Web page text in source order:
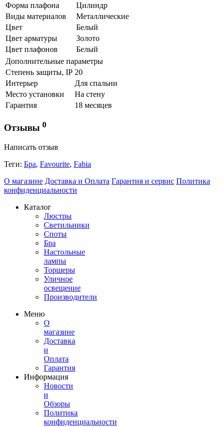
Форма плафона
Цилиндр
Виды материалов
Металлические
Цвет
Белый
Цвет арматуры
Золото
Цвет плафонов
Белый
Дополнительные параметры
Степень защиты, IP 20
Интерьер
Для спальни
Место установки
На стену
Гарантия
18 месяцев
Отзывы 0
Написать отзыв
Теги: Бра, Favourite, Fabia
О магазине Доставка и Оплата Гарантия и сервис Политика
конфиденциальности
Каталог
Люстры
Светильники
Споты
Бра
Настольные
лампы
Торшеры
Уличное
освещение
Производители
Меню
О
магазине
Доставка
и
Оплата
Гарантия
Информация
Новости
и
Обзоры
Политика
конфиденциальности